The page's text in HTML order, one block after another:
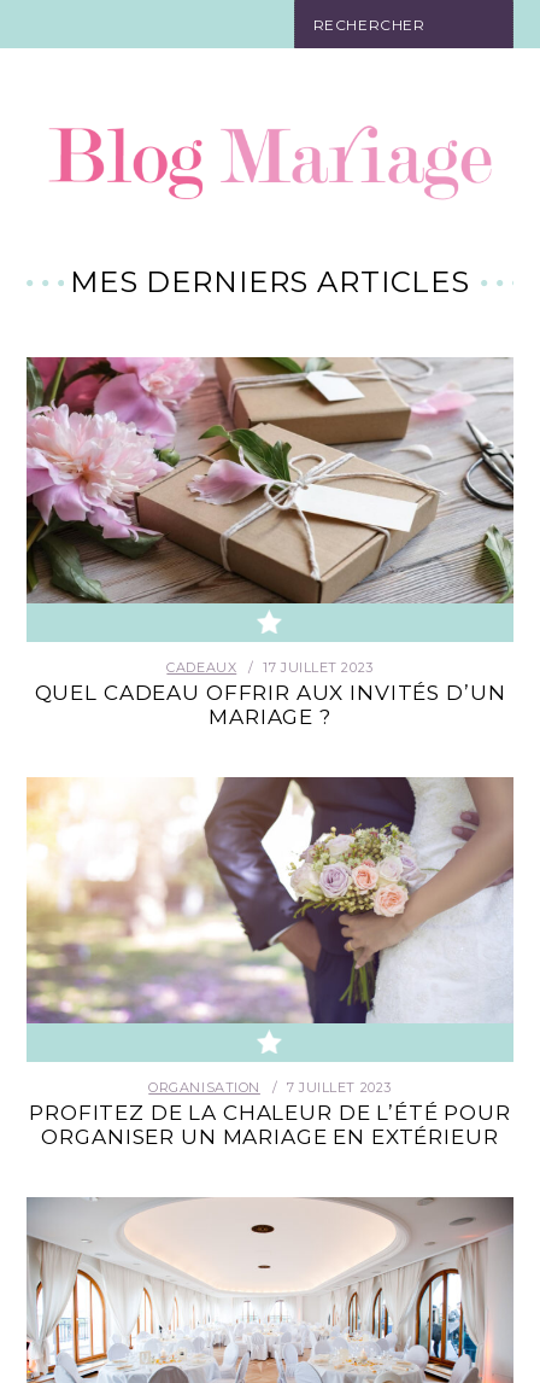
ORGANISATION
DÉCORATION
FAIRE-PART
BIJOUX
CONTACT
MES DERNIERS ARTICLES
CADEAUX 17 JUILLET 2023
QUEL CADEAU OFFRIR AUX INVITÉS D’UN
MARIAGE ?
ORGANISATION 7 JUILLET 2023
PROFITEZ DE LA CHALEUR DE L’ÉTÉ POUR
ORGANISER UN MARIAGE EN EXTÉRIEUR